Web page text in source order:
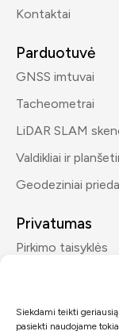
Siekdami teikti
pasiekti naudojame
Kontaktai
Parduotuvė
GNSS imtuvai
Tacheometrai
LiDAR SLAM
Valdikliai ir
Geodeziniai
Privatumas
Pirkimo taisyklės
Kontaktai